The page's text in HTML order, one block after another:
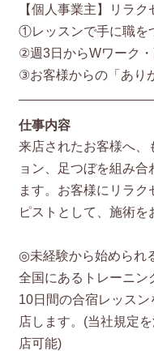
【個人事業主】リラ
①レッスンで手に職を
②週3日からWワーク
③お客様からの「あり
仕事内容
来店されたお客様へ、
ョン、足つぼを組み
ます。お客様にリラ
ピストとして、施術を
◎未経験から始められ
全国にあるトレーニン
10日間の合宿レッス
店します。(当社規定
店可能)